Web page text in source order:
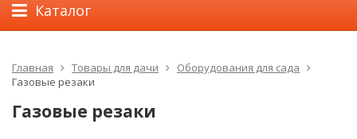
Каталог
Главная Товары для дачи
Оборудования для сада
Газовые резаки
Газовые резаки